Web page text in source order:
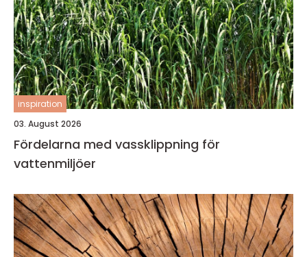
inspiration
03. August 2026
Fördelarna med vassklippning för
vattenmiljöer